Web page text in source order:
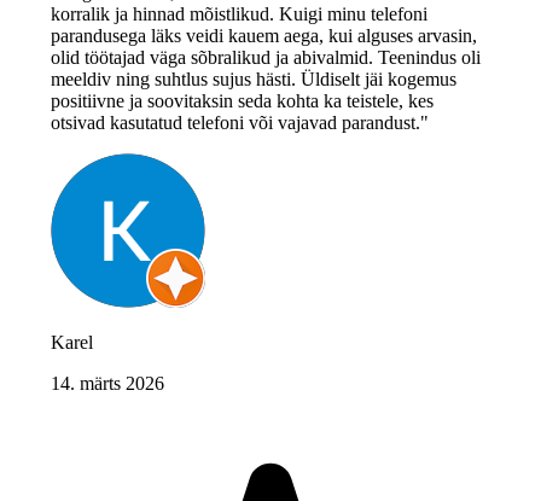
korralik ja hinnad mõistlikud. Kuigi minu telefoni
parandusega läks veidi kauem aega, kui alguses arvasin,
olid töötajad väga sõbralikud ja abivalmid. Teenindus oli
meeldiv ning suhtlus sujus hästi. Üldiselt jäi kogemus
positiivne ja soovitaksin seda kohta ka teistele, kes
otsivad kasutatud telefoni või vajavad parandust."
Karel
14. märts 2026